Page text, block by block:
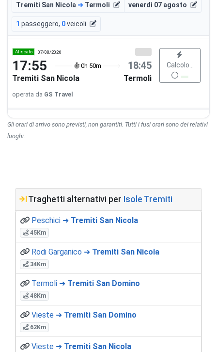
Tremiti San Nicola ➜ Termoli venerdì 07 agosto
1 passeggero, 0veicoli
Aliscafo 07/08/2026
17:55 0h 50m 18:45
Tremiti San Nicola Termoli
Calcolo...
operata da GS Travel
Gli orari di arrivo sono previsti, non garantiti. Tutti i fusi orari sono dei relativi
luoghi.
Traghetti alternativi per Isole Tremiti
Peschici ➜ Tremiti San Nicola
45Km
Rodi Garganico ➜ Tremiti San Nicola
34Km
Termoli ➜ Tremiti San Domino
48Km
Vieste ➜ Tremiti San Domino
62Km
Vieste ➜ Tremiti San Nicola